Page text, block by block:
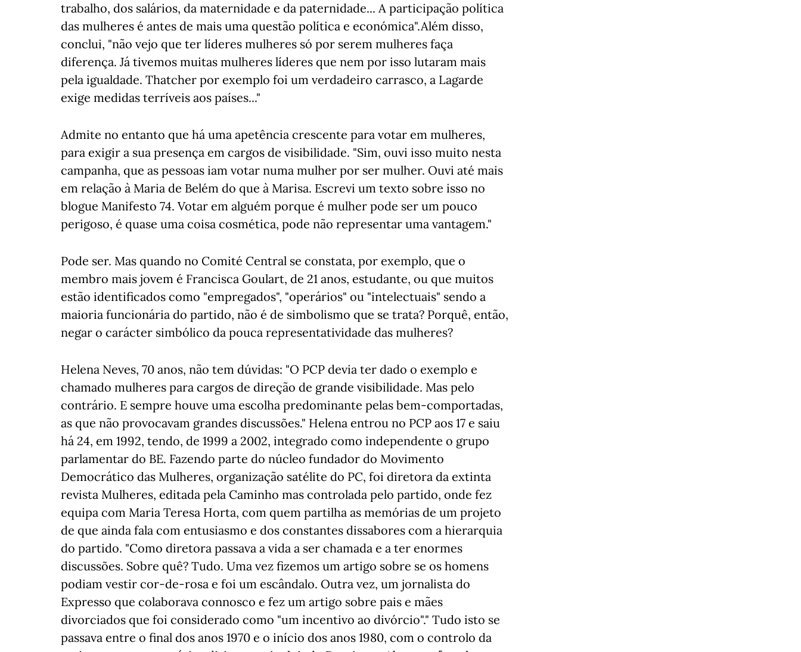
trabalho, dos salários, da maternidade e da paternidade... A participação política
das mulheres é antes de mais uma questão política e económica".Além disso,
conclui, "não vejo que ter líderes mulheres só por serem mulheres faça
diferença. Já tivemos muitas mulheres líderes que nem por isso lutaram mais
pela igualdade. Thatcher por exemplo foi um verdadeiro carrasco, a Lagarde
exige medidas terríveis aos países..."
Admite no entanto que há uma apetência crescente para votar em mulheres,
para exigir a sua presença em cargos de visibilidade. "Sim, ouvi isso muito nesta
campanha, que as pessoas iam votar numa mulher por ser mulher. Ouvi até mais
em relação à Maria de Belém do que à Marisa. Escrevi um texto sobre isso no
blogue Manifesto 74. Votar em alguém porque é mulher pode ser um pouco
perigoso, é quase uma coisa cosmética, pode não representar uma vantagem."
Pode ser. Mas quando no Comité Central se constata, por exemplo, que o
membro mais jovem é Francisca Goulart, de 21 anos, estudante, ou que muitos
estão identificados como "empregados", "operários" ou "intelectuais" sendo a
maioria funcionária do partido, não é de simbolismo que se trata? Porquê, então,
negar o carácter simbólico da pouca representatividade das mulheres?
Helena Neves, 70 anos, não tem dúvidas: "O PCP devia ter dado o exemplo e
chamado mulheres para cargos de direção de grande visibilidade. Mas pelo
contrário. E sempre houve uma escolha predominante pelas bem-comportadas,
as que não provocavam grandes discussões." Helena entrou no PCP aos 17 e saiu
há 24, em 1992, tendo, de 1999 a 2002, integrado como independente o grupo
parlamentar do BE. Fazendo parte do núcleo fundador do Movimento
Democrático das Mulheres, organização satélite do PC, foi diretora da extinta
revista Mulheres, editada pela Caminho mas controlada pelo partido, onde fez
equipa com Maria Teresa Horta, com quem partilha as memórias de um projeto
de que ainda fala com entusiasmo e dos constantes dissabores com a hierarquia
do partido. "Como diretora passava a vida a ser chamada e a ter enormes
discussões. Sobre quê? Tudo. Uma vez fizemos um artigo sobre se os homens
podiam vestir cor-de-rosa e foi um escândalo. Outra vez, um jornalista do
Expresso que colaborava connosco e fez um artigo sobre pais e mães
divorciados que foi considerado como "um incentivo ao divórcio"." Tudo isto se
passava entre o final dos anos 1970 e o início dos anos 1980, com o controlo da